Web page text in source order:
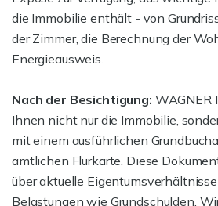
die Immobilie enthält - von
der Zimmer, die Berechnung der
Energieausweis.
Nach der Besichtigung: WAGNER
Ihnen nicht nur die Immobilie,
mit einem ausführlichen
amtlichen Flurkarte. Diese
über aktuelle
Belastungen wie Grundschulden.